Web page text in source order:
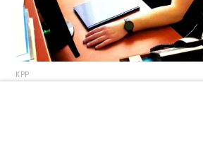
KPP